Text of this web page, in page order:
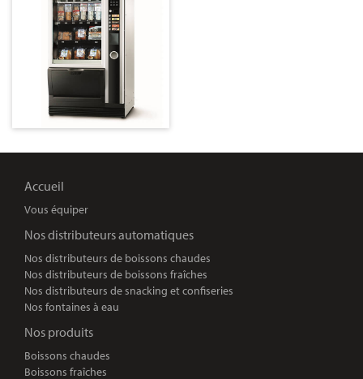
Accueil
Vous équiper
Nos distributeurs automatiques
Nos distributeurs de boissons chaudes
Nos distributeurs de boissons fraîches
Nos distributeurs de snacking et confiseries
Nos fontaines à eau
Nos produits
Boissons chaudes
Boissons fraîches